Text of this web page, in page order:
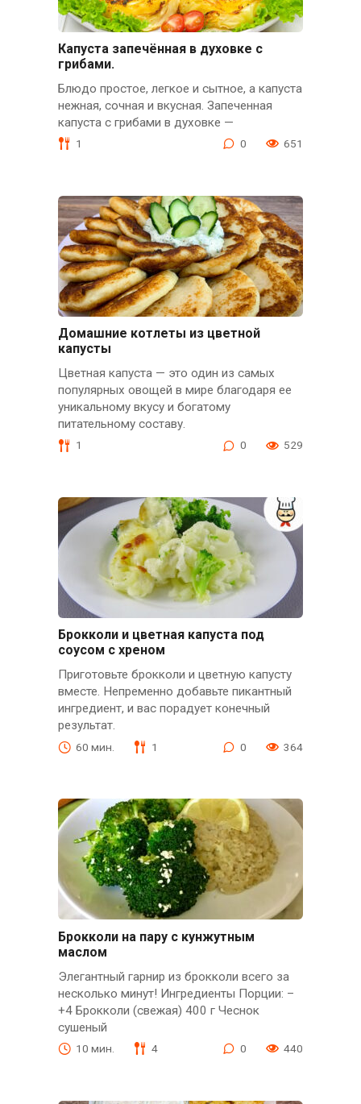
Капуста запечённая в духовке с
грибами.
Блюдо простое, легкое и сытное, а капуста
нежная, сочная и вкусная. Запеченная
капуста с грибами в духовке —
1 0 651
Домашние котлеты из цветной
капусты
Цветная капуста — это один из самых
популярных овощей в мире благодаря ее
уникальному вкусу и богатому
питательному составу.
1 0 529
Брокколи и цветная капуста под
соусом с хреном
Приготовьте брокколи и цветную капусту
вместе. Непременно добавьте пикантный
ингредиент, и вас порадует конечный
результат.
60 мин. 1 0 364
Брокколи на пару с кунжутным
маслом
Элегантный гарнир из брокколи всего за
несколько минут! Ингредиенты Порции: –
+4 Брокколи (свежая) 400 г Чеснок
сушеный
10 мин. 4 0 440